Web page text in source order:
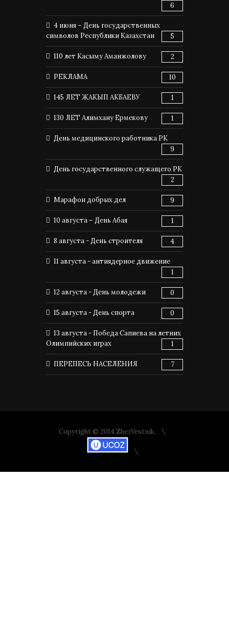
6
4 июня – День государственных
символов Республики Казахстан
5
110 лет Касыму Аманжолову 2
РЕКЛАМА 10
145 ЛЕТ ЖАКЫП АКБАЕВУ 1
130 ЛЕТ Алимхану Ермекову 1
День медицинского работника РК
9
День государственного служащего РК
2
Марафон добрых дел 9
10 августа – День Абая 1
8 августа - День строителя 4
11 августа - антиядерное движение
1
12 августа - День молодежи 0
15 августа - День спорта 0
13 августа - Победа Сапиева на летних
Олимпийских играх
1
ПЕРЕПЕСЬ НАСЕЛЕНИЯ 7
Copyright © 2014 ZhezVestnik.